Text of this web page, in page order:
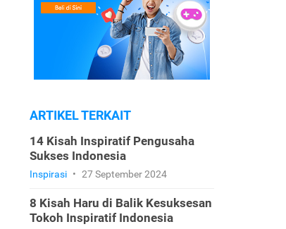
ARTIKEL TERKAIT
14 Kisah Inspiratif Pengusaha
Sukses Indonesia
Inspirasi • 27 September 2024
8 Kisah Haru di Balik Kesuksesan
Tokoh Inspiratif Indonesia